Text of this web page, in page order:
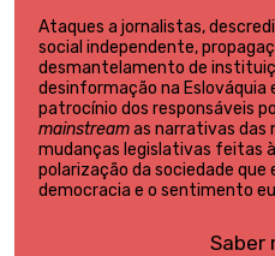
Ataques a jornalistas,
social independente,
desmantelamento de
desinformação na Eslováquia
patrocínio dos responsáveis
mainstreamas narrativas das
mudanças legislativas feitas
polarização da sociedade que
democracia e o sentimento
Saber